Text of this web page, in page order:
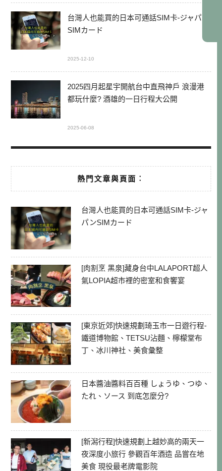
台灣人也能買的日本可通話SIM卡-ジャパン
SIMカード
2025-12-10
2025四月起星宇開航台中直飛神戶 浪漫港
都玩什麼? 酒雄的一日行程大公開
2025-06-08
熱門文章與頁面︰
台灣人也能買的日本可通話SIM卡-ジャ
パンSIMカード
[肉割烹 黑泉]藏身台中LALAPORT超人
氣LOPIA超市裡的密室和食饗宴
[東京近郊]快速規劃琦玉市一日遊行程-
鐵道博物館、TETSU沾麵、檸檬堂布
丁、冰川神社、美食彙整
日本醬油醬料百百種 しょうゆ、つゆ、
たれ、ソース 到底怎麼分?
[新潟行程]快速規劃上越妙高的兩天一
夜深度小旅行 參觀百年酒造 品嘗在地
美食 現役最老牌電影院